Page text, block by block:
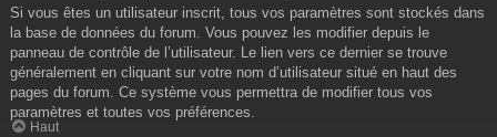
Si vous êtes un utilisateur inscrit, tous vos paramètres sont stockés dans
la base de données du forum. Vous pouvez les modifier depuis le
panneau de contrôle de l’utilisateur. Le lien vers ce dernier se trouve
généralement en cliquant sur votre nom d’utilisateur situé en haut des
pages du forum. Ce système vous permettra de modifier tous vos
paramètres et toutes vos préférences.
Haut